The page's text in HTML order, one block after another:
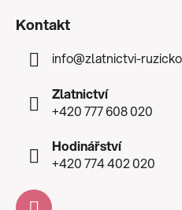
Kontakt
info@zlatnictvi-
Zlatnictví
+420 777 608 020
Hodinářství
+420 774 402 020